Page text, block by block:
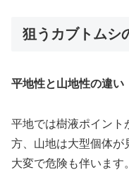
狙うカブトムシ
平地性と山地性の違い
平地では樹液ポイント
方、山地は大型個体が
大変で危険も伴います。